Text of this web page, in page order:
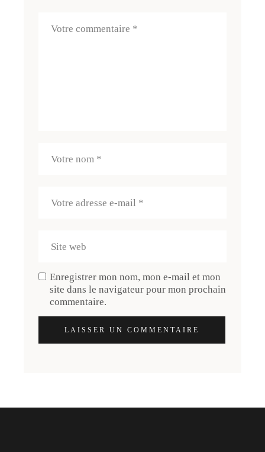
Enregistrer mon nom, mon e-mail et mon
site dans le navigateur pour mon prochain
commentaire.
LAISSER UN COMMENTAIRE